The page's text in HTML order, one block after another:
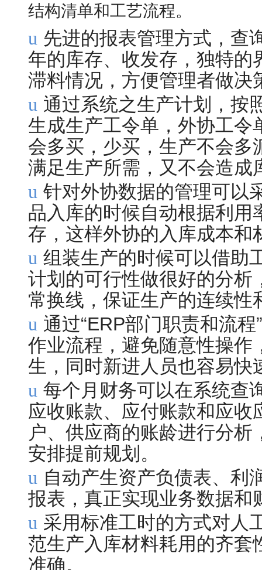
结构清单和工艺流程。
u 先进的报表管理方式，查
年的库存、收发存，独特的
滞料情况，方便管理者做决
u 通过系统之生产计划，按
生成生产工令单，外协工令
会多买，少买，生产不会多
满足生产所需，又不会造
u 针对外协数据的管理可以
品入库的时候自动根据利用率扣
存，这样外协的入库成本和
u 组装生产的时候可以借助工
计划的可行性做很好的分析，
常换线，保证生产的连续性
u 通过“ERP部门职责和流
作业流程，避免随意性
生，同时新进人员也容易快
u 每个月财务可以在系统查
应收账款、应付账款和应收
户、供应商的账龄进
安排提前规划。
u 自动产生资产负债表、利
报表，真正实现业务数据和
u 采用标准工时的方式对人
范生产入库材料耗用的齐套
准确。